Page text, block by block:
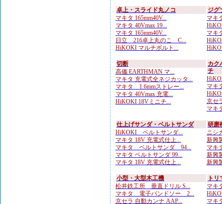
卓上・スライド丸ノコ
マキタ 165mm40V...
マキタ 40Vmax 19...
マキタ 165mm40V...
日立 216卓上丸のこ C...
HiKOKI マルチボルト...
ジグ
マキ
マキ
切断
高儀 EARTHMAN マ...
マキタ 充電式全ネジカッタ...
マキタ 1.6mmストレー...
マキタ 40Vmax 充電...
HiKOKI 18Vミニチ...
カク
チ
マキ
京セ
マキ
仕上げサンダ・ベルトサンダ
HiKOKI ベルトサンダ...
マキタ 18V 充電式仕上...
マキタ ベルトサンダ 94...
マキタ ベルトサンダ 99...
マキタ 18V 充電式仕上...
研磨
ニシ
新興
マキ
新興
新興
小型・大型木工機
松井鉄工所 垂直ドリル S...
マキタ 電子バンドソー 2...
京セラ 自動カンナ AAP...
ト
マキ
マキ